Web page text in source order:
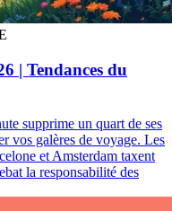
| Tendances du
supprime un quart de ses
vos galères de voyage. Les
et Amsterdam taxent
la responsabilité des